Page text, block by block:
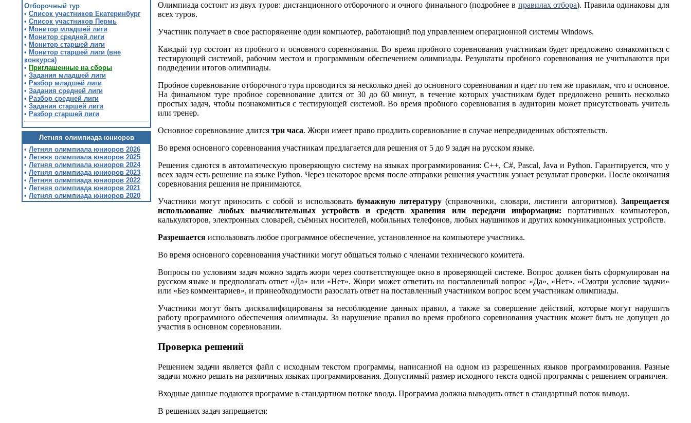
Отборочный тур
• Список участников Екатеринбург
• Список участников Пермь
• Монитор младшей лиги
• Монитор средней лиги
• Монитор старшей лиги
• Монитор старшей лиги (вне
конкурса)
• Приглашенные на сборы
• Задания младшей лиги
• Разбор младшей лиги
• Задания средней лиги
• Разбор средней лиги
• Задания старшей лиги
• Разбор старшей лиги
Летняя олимпиада юниоров
• Летняя олимпиала юниоров 2026
• Летняя олимпиала юниоров 2025
• Летняя олимпиала юниоров 2024
• Летняя олимпиада юниоров 2023
• Летняя олимпиада юниоров 2022
• Летняя олимпиада юниоров 2021
• Летняя олимпиада юниоров 2020
Олимпиада состоит из двух туров: дистанционного отборочного и очного финального (подробнее в правилах отбора). Правила одинаковы для
всех туров.
Участник получает в свое распоряжение один компьютер, работающий под управлением операционной системы Windows.
Каждый тур состоит из пробного и основного соревнования. Во время пробного соревнования участникам будет предложено ознакомиться с
тестирующей системой, рабочим местом и программным обеспечением олимпиады. Результаты пробного соревнования не учитываются при
подведении итогов олимпиады.
Пробное соревнование отборочного тура проводится за несколько дней до основного соревнования и идет по тем же правилам, что и основное.
На финальном туре пробное соревнование длится от 30 до 60 минут, в течение которых участникам будет предложено решить несколько
простых задач, чтобы познакомиться с тестирующей системой. Во время пробного соревнования в аудитории может присутствовать учитель
или тренер.
Основное соревнование длится три часа. Жюри имеет право продлить соревнование в случае непредвиденных обстоятельств.
Во время основного соревнования участникам предлагается для решения от 5 до 9 задач на русском языке.
Решения сдаются в автоматическую проверяющую систему на языках программирования: C++, С#, Pascal, Java и Python. Гарантируется, что у
всех задач есть решение на языке Python. Через некоторое время после отправки решения участник узнает результат проверки. После окончания
соревнования решения не принимаются.
Участники могут приносить с собой и использовать бумажную литературу(справочники, словари, листинги алгоритмов). Запрещается
использование любых вычислительных устройств и средств хранения или передачи информации: портативных компьютеров,
калькуляторов, электронных словарей, съёмных носителей, мобильных телефонов, любых наушников и других коммуникационных устройств.
Разрешаетсяиспользовать любое программное обеспечение, установленное на компьютере участника.
Во время основного соревнования участники могут общаться только с членами технического комитета.
Вопросы по условиям задач можно задать жюри через соответствующее окно в проверяющей системе. Вопрос должен быть сформулирован на
русском языке и предполагать ответ «Да» или «Нет». Жюри может ответить на поставленный вопрос «Да», «Нет», «Смотри условие задачи»
или «Без комментариев», и принеобходимости разослать ответ на поставленный участником вопрос всем участникам олимпиады.
Участники могут быть дисквалифицированы за несоблюдение данных правил, а также за совершение действий, которые могут нарушить
работу программного обеспечения олимпиады. За нарушение правил во время пробного соревнования участник может быть не допущен до
участия в основном соревновании.
Проверка решений
Решением задачи является файл с исходным текстом программы, написанной на одном из разрешенных языков программирования. Разные
задачи можно решать на различных языках программирования. Допустимый размер исходного текста одной программы с решением ограничен.
Входные данные подаются программе в стандартном потоке ввода. Программа должна выводить ответ в стандартный поток вывода.
В решениях задач запрещается: